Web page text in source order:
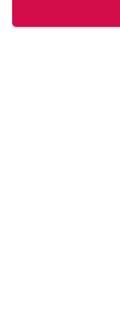
■経歴：2003年、夫が